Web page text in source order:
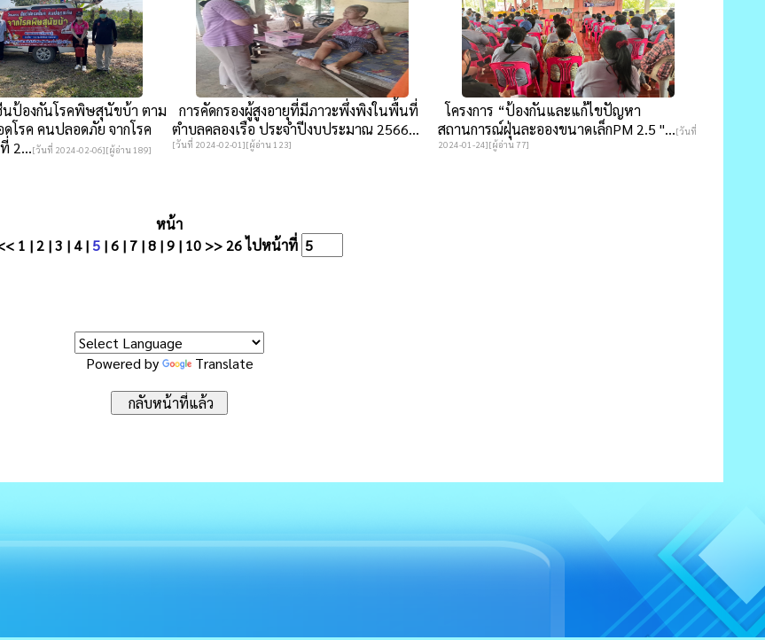
นป้องกันโรคพิษสุนัขบ้า ตาม
ดโรค คนปลอดภัย จากโรค
2...[วันที่ 2024-02-06][ผู้อ่าน 189]
การคัดกรองผู้สูงอายุที่มีภาวะพึ่งพิงในพื้นที่
ตำบลคลองเรือ ประจำปีงบประมาณ 2566...
[วันที่ 2024-02-01][ผู้อ่าน 123]
โครงการ “ป้องกันและแก้ไขปัญหา
สถานการณ์ฝุ่นละอองขนาดเล็กPM 2.5 "...[วันที่
2024-01-24][ผู้อ่าน 77]
หน้า
1 |2|3 | 4| 5|6| 7|8|9| 10 >> 26ไปหน้าที่
Powered by Translate